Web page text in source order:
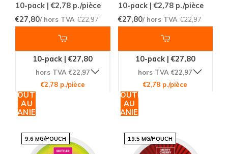
10-pack | €2,78 p./pièce
€27,80/ hors TVA €22,97
10-pack | €27,80
hors TVA €22,97
€2,78 p./pièce
AJOUTER
AU
PANIER
10-pack | €2,78p./pièce
€27,80/ hors TVA €22,97
10-pack | €27,80
hors TVA €22,97
€2,78 p./pièce
AJOUTER
AU
PANIER
9.6 MG/POUCH 19.5 MG/POUCH